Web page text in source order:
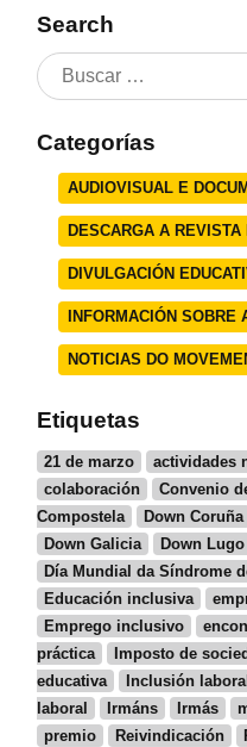
Search
Categorías
AUDIOVISUAL E
DESCARGA A
DIVULGACIÓN
INFORMACIÓN SOBRE
NOTICIAS DO
Etiquetas
21 de marzo actividades
colaboración
Convenio
Compostela
Down Coruña
Down Galicia
Down Lugo
Día Mundial da Síndrome
Educación inclusiva
Emprego inclusivo
práctica
Imposto de
educativa
Inclusión laboral
laboral
Irmáns Irmás
premio
Reivindicación